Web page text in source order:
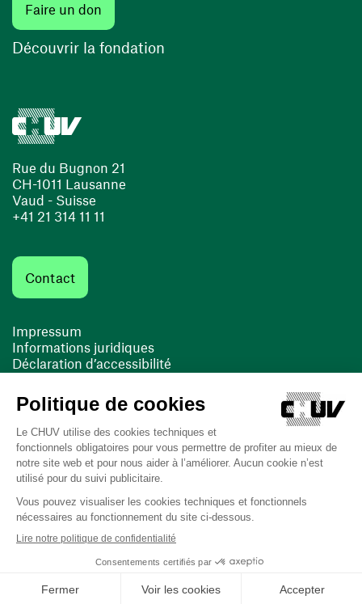
Rue du Bugnon 21
CH-1011 Lausanne
Vaud - Suisse
+41 21 314 11 11
Contact
Impressum
Informations juridiques
Déclaration d’accessibilité
Cookies
(ouvre une nouvelle fenêtre)
(ouvre une nouvelle fenêtre)
Dernière mise à jour le 13/08/2025 à 10:19
Faire un don
Découvrir la fondation